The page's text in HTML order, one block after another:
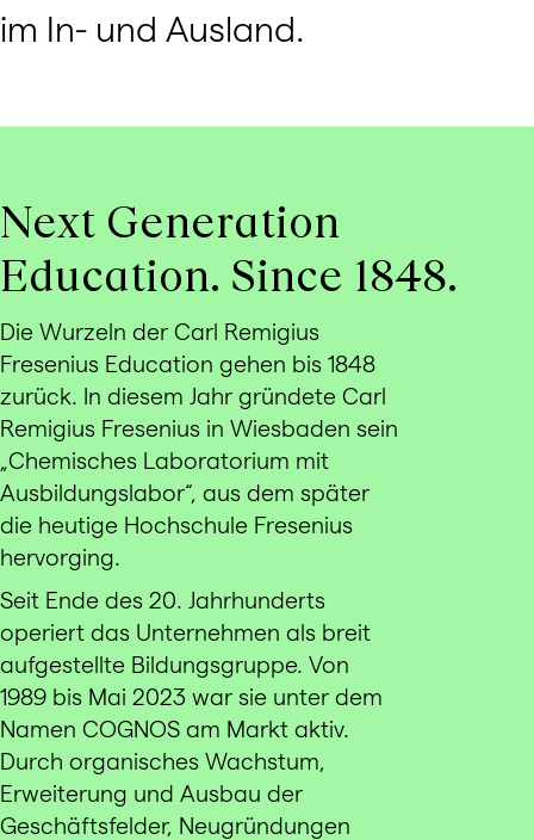
im In- und Ausland.
Next Generation
Education. Since 1848.
Die Wurzeln der Carl Remigius
Fresenius Education gehen bis 1848
zurück. In diesem Jahr gründete Carl
Remigius Fresenius in Wiesbaden sein
„Chemisches Laboratorium mit
Ausbildungslabor“, aus dem später
die heutige Hochschule Fresenius
hervorging.
Seit Ende des 20. Jahrhunderts
operiert das Unternehmen als breit
aufgestellte Bildungsgruppe. Von
1989 bis Mai 2023 war sie unter dem
Namen COGNOS am Markt aktiv.
Durch organisches Wachstum,
Erweiterung und Ausbau der
Geschäftsfelder, Neugründungen